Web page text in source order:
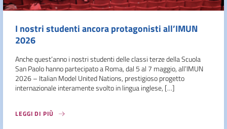
I nostri studenti ancora protagonisti all’IMUN
2026
Anche quest’anno i nostri studenti delle classi terze della Scuola
San Paolo hanno partecipato a Roma, dal 5 al 7 maggio, all’IMUN
2026 – Italian Model United Nations, prestigioso progetto
internazionale interamente svolto in lingua inglese, […]
LEGGI DI PIÙ